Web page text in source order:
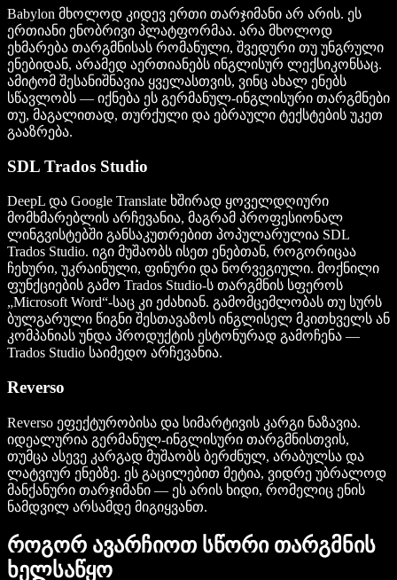
Babylon მხოლოდ კიდევ ერთი თარჯიმანი არ არის. ეს
ერთიანი ენობრივი პლატფორმაა. არა მხოლოდ
ეხმარება თარგმნისას რომანული, შვედური თუ უნგრული
ენებიდან, არამედ აერთიანებს ინგლისურ ლექსიკონსაც.
ამიტომ შესანიშნავია ყველასთვის, ვინც ახალ ენებს
სწავლობს — იქნება ეს გერმანულ-ინგლისური თარგმნები
თუ, მაგალითად, თურქული და ებრაული ტექსტების უკეთ
გააზრება.
SDL Trados Studio
DeepL და Google Translate ხშირად ყოველდღიური
მომხმარებლის არჩევანია, მაგრამ პროფესიონალ
ლინგვისტებში განსაკუთრებით პოპულარულია SDL
Trados Studio. იგი მუშაობს ისეთ ენებთან, როგორიცაა
ჩეხური, უკრაინული, ფინური და ნორვეგიული. მოქნილი
ფუნქციების გამო Trados Studio-ს თარგმნის სფეროს
„Microsoft Word“-საც კი ეძახიან. გამომცემლობას თუ სურს
ბულგარული წიგნი შესთავაზოს ინგლისელ მკითხველს ან
კომპანიას უნდა პროდუქტის ესტონურად გამოჩენა —
Trados Studio საიმედო არჩევანია.
Reverso
Reverso ეფექტურობისა და სიმარტივის კარგი ნაზავია.
იდეალურია გერმანულ-ინგლისური თარგმნისთვის,
თუმცა ასევე კარგად მუშაობს ბერძნულ, არაბულსა და
ლატვიურ ენებზე. ეს გაცილებით მეტია, ვიდრე უბრალოდ
მანქანური თარჯიმანი — ეს არის ხიდი, რომელიც ენის
ნამდვილ არსამდე მიგიყვანთ.
როგორ ავარჩიოთ სწორი თარგმნის
ხელსაწყო